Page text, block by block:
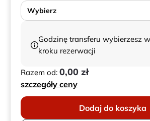
Wybierz
Godzinę transferu wybierzesz
kroku rezerwacji
Razem od: 0,00 zł
szczegóły ceny
Dodaj do koszyka